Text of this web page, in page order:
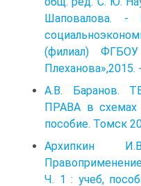
Шаповалова. -
(филиал)
Плеханова»,2015.
А.В. Баранов.
ПРАВА в схемах
пособие. Томск
Архипкин
Ч. 1 : учеб,